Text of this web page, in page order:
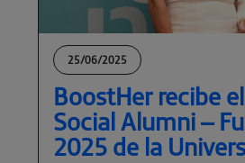
25/06/2025
BoostHer recibe
Social Alumni –
2025 de la